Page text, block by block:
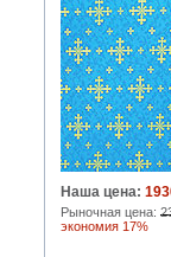
Наша цена:
Рыночная цена:
экономия 17%